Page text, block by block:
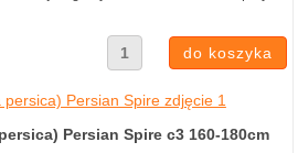
Persian Spire c3 160-180cm